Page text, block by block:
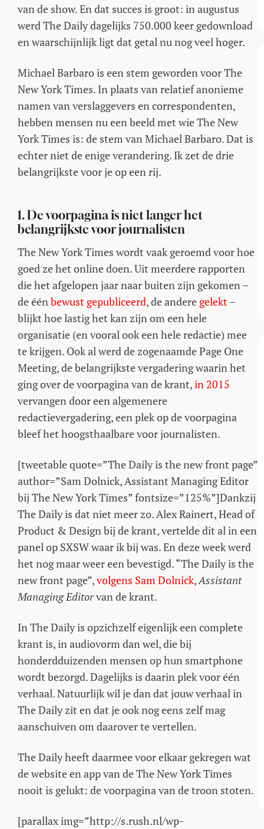
van de show. En dat succes is groot: in augustus
werd The Daily dagelijks 750.000 keer gedownload
en waarschijnlijk ligt dat getal nu nog veel hoger.
Michael Barbaro is een stem geworden voor The
New York Times. In plaats van relatief anonieme
namen van verslaggevers en correspondenten,
hebben mensen nu een beeld met wie The New
York Times is: de stem van Michael Barbaro. Dat is
echter niet de enige verandering. Ik zet de drie
belangrijkste voor je op een rij.
1. De voorpagina is niet langer het
belangrijkste voor journalisten
The New York Times wordt vaak geroemd voor hoe
goed ze het online doen. Uit meerdere rapporten
die het afgelopen jaar naar buiten zijn gekomen –
de éénbewust gepubliceerd, de andere gelekt–
blijkt hoe lastig het kan zijn om een hele
organisatie (en vooral ook een hele redactie) mee
te krijgen. Ook al werd de zogenaamde Page One
Meeting, de belangrijkste vergadering waarin het
ging over de voorpagina van de krant,in 2015
vervangen door een algemenere
redactievergadering, een plek op de voorpagina
bleef het hoogsthaalbare voor journalisten.
[tweetable quote=”The Daily is the new front page”
author=”Sam Dolnick, Assistant Managing Editor
bij The New York Times” fontsize=”125%”]Dankzij
The Daily is dat niet meer zo. Alex Rainert, Head of
Product & Design bij de krant, vertelde dit al in een
panel op SXSW waar ik bij was. En deze week werd
het nog maar weer een bevestigd. “The Daily is the
new front page”,volgens Sam Dolnick,Assistant
Managing Editorvan de krant.
In The Daily is opzichzelf eigenlijk een complete
krant is, in audiovorm dan wel, die bij
honderdduizenden mensen op hun smartphone
wordt bezorgd. Dagelijks is daarin plek voor één
verhaal. Natuurlijk wil je dan dat jouw verhaal in
The Daily zit en dat je ook nog eens zelf mag
aanschuiven om daarover te vertellen.
The Daily heeft daarmee voor elkaar gekregen wat
de website en app van de The New York Times
nooit is gelukt: de voorpagina van de troon stoten.
[parallax img=”http://s.rush.nl/wp-